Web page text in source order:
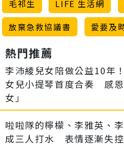
毛祁生
LIFE 生活網
放棄急救協議書
愛要及
熱門推薦
李沛綾兒女陪做公益10年
女兒小提琴首度合奏 感
女」
啦啦隊的檸檬、李雅英、
成三人打水 表情逐漸失控